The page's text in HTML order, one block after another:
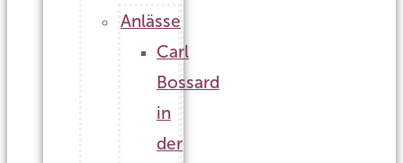
Anlässe
Carl
Bossard
in
der